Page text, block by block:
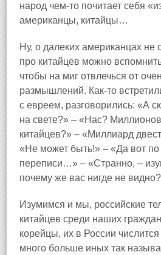
народ чем‑то почитает себя
американцы, китайцы…
Ну, о далеких американцах не
про китайцев можно
чтобы на миг отвлечься от
размышлений. Как‑то
с евреем, разговорились: «А
на свете?» – «Нас?
китайцев?» – «Миллиард
«Не может быть!» – «Да вот по
переписи…» – «Странно, –
почему же вас нигде не
Изумимся и мы, российские
китайцев среди наших
корейцы, их в России
много больше иных так